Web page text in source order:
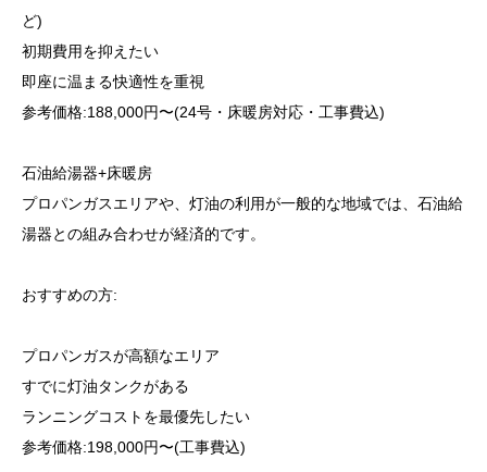
ど)
初期費用を抑えたい
即座に温まる快適性を重視
参考価格:188,000円〜(24号・床暖房対応・工事費込)
石油給湯器+床暖房
プロパンガスエリアや、灯油の利用が一般的な地域では、石油給
湯器との組み合わせが経済的です。
おすすめの方:
プロパンガスが高額なエリア
すでに灯油タンクがある
ランニングコストを最優先したい
参考価格:198,000円〜(工事費込)